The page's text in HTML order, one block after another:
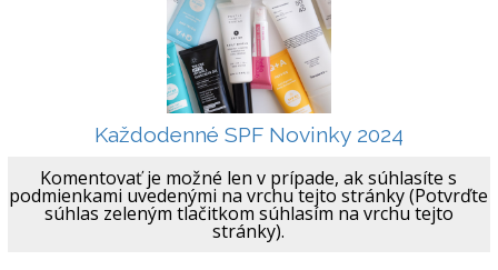
Každodenné SPF Novinky 2024
Komentovať je možné len v prípade, ak súhlasíte s
podmienkami uvedenými na vrchu tejto stránky (Potvrďte
súhlas zeleným tlačitkom súhlasím na vrchu tejto
stránky).